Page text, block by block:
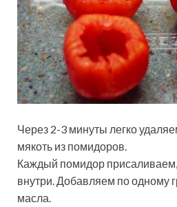
Через 2-3 минуты легко
мякоть из помидоров.
Каждый помидор
внутри. Добавляем по одному
масла.